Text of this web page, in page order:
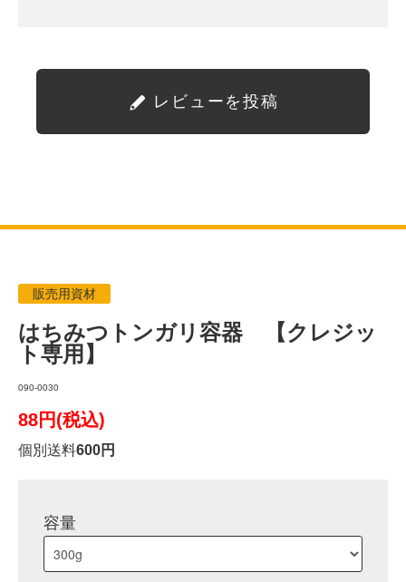
レビューを投稿
販売用資材
はちみつトンガリ容器 【クレジッ
ト専用】
090-0030
88円(税込)
個別送料600円
容量